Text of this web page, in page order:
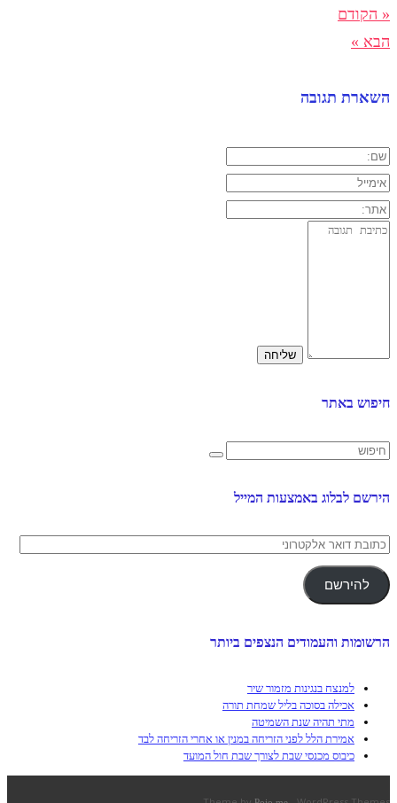
« הקודם
הבא »
השארת תגובה
חיפוש באתר
הירשם לבלוג באמצעות המייל
כתובת
אלקטרוני
להירשם
הרשומות והעמודים הנצפים ביותר
למנצח בנגינות מזמור שיר
אכילה בסוכה בליל שמחת תורה
מתי תהיה שנת השמיטה
אמירת הלל לפני הזריחה במנין או אחרי הזריחה לבד
כיבוס מכנסי שבת לצורך שבת חול המועד